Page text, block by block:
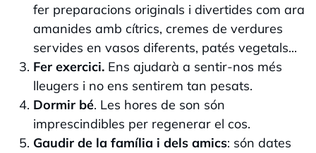
fer preparacions originals i divertides com ara
amanides amb cítrics, cremes de verdures
servides en vasos diferents, patés vegetals...
Fer exercici. Ens ajudarà a sentir-nos més
lleugers i no ens sentirem tan pesats.
Dormir bé. Les hores de son són
imprescindibles per regenerar el cos.
Gaudir de la família i dels amics: són dates